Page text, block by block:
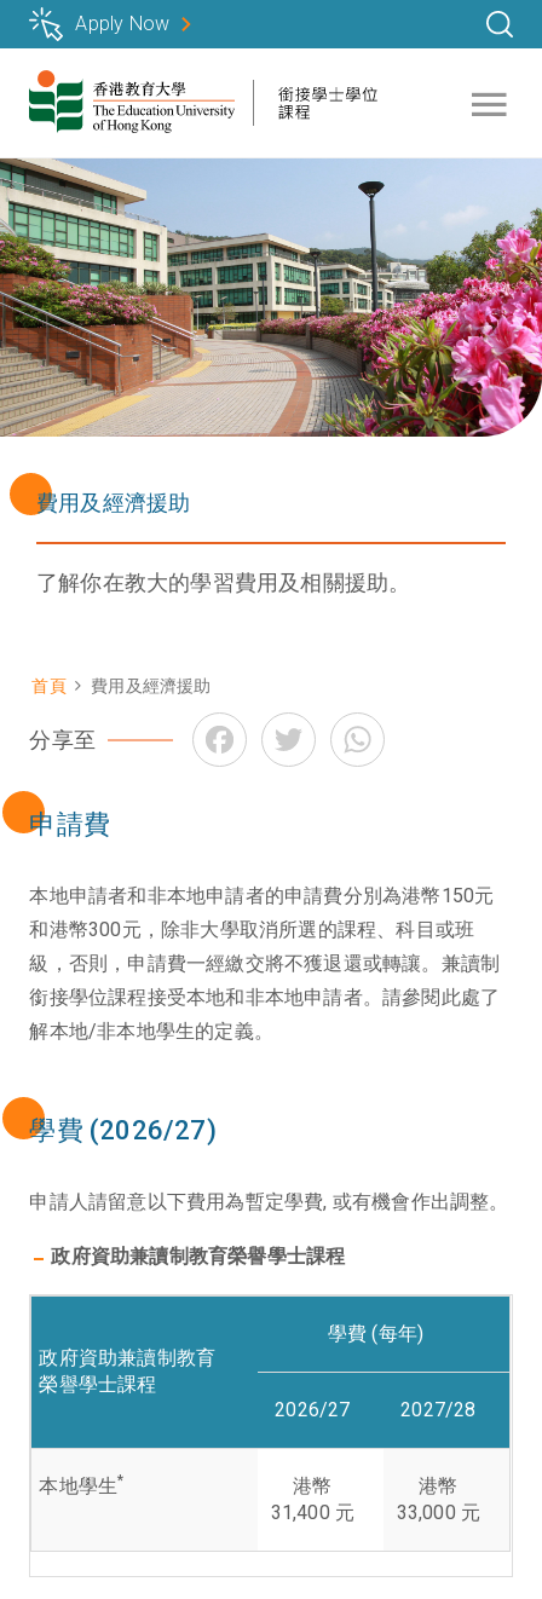
Apply Now
費用及經濟援助
了解你在教大的學習費用及相關援助。
導
航
結
首頁 費用及經濟援助
分享至 FacebookTwitter
申請費
本地申請者和非本地申請者的申請費分別為港幣150元
和港幣300元，除非大學取消所選的課程、科目或班
級，否則，申請費一經繳交將不獲退還或轉讓。兼讀制
銜接學位課程接受本地和非本地申請者。請參閱此處了
解本地/非本地學生的定義。
學費 (2026/27)
申請人請留意以下費用為暫定學費, 或有機會作出調整。
政府資助兼讀制教育榮譽學士課程
政府資助兼讀制教育
榮譽學士課程
學費 (每年)
2026/27 2027/28
本地學生*
港幣
31,400 元
港幣
33,000 元